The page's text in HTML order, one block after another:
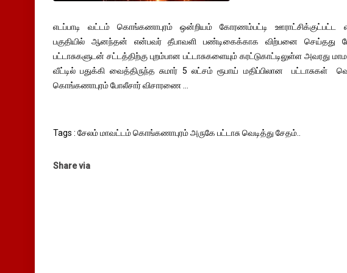
எடப்பாடி வட்டம் கொங்கணாபுரம் ஒன்றியம் கோரணம்பட்டி ஊராட்சிக்குட்பட்ட
பகுதியில் ஆனந்தன் என்பவர் தீபாவளி பண்டிகைக்காக விற்பனை செய்தது
பட்டாசுகளுடன் சட்டத்திற்கு புறம்பான பட்டாசுகளையும் கரட்டுகாட்டிலுள்ள அவரது
வீட்டில் பதுக்கி வைத்திருந்த சுமார் 5 லட்சம் ரூபாய் மதிப்பிலான பட்டாசுகள்
கொங்கணாபுரம் போலீசார் விசாரணை ...
Tags : சேலம் மாவட்டம் கொங்கணாபுரம் அருகே பட்டாசு வெடித்து சேதம்..
Share via